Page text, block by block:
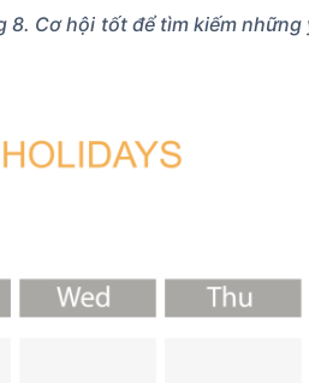
Cơ hội tốt để tìm kiếm